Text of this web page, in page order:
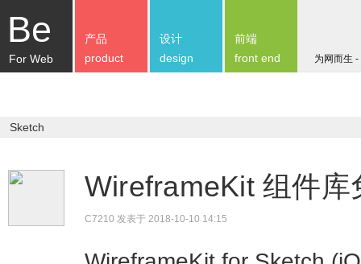
Be
For Web 为网而生
产品
product
设计
design
前端
front end
Sketch
WireframeKit 组件
C7210 发表于 2018-10-10 14:15